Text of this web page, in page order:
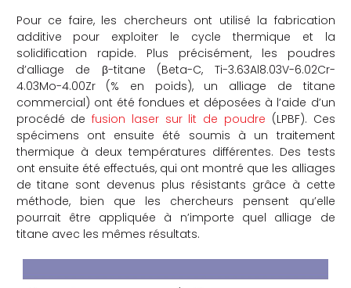
Pour ce faire, les chercheurs ont utilisé la fabrication
additive pour exploiter le cycle thermique et la
solidification rapide. Plus précisément, les poudres
d’alliage de β-titane (Beta-C, Ti-3.63Al8.03V-6.02Cr-
4.03Mo-4.00Zr (% en poids), un alliage de titane
commercial) ont été fondues et déposées à l’aide d’un
procédé defusion laser sur lit de poudre (LPBF). Ces
spécimens ont ensuite été soumis à un traitement
thermique à deux températures différentes. Des tests
ont ensuite été effectués, qui ont montré que les alliages
de titane sont devenus plus résistants grâce à cette
méthode, bien que les chercheurs pensent qu’elle
pourrait être appliquée à n’importe quel alliage de
titane avec les mêmes résultats.